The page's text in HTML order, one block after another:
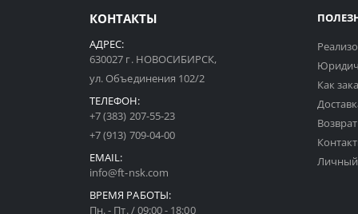
КОНТАКТЫ
АДРЕС:
630027 г. НОВОСИБИРСК,
ул. Объединения 102/2
ТЕЛЕФОН:
+7 (383) 207-55-23
+7 (913) 709-04-00
EMAIL:
info@ft-nsk.com
ВРЕМЯ РАБОТЫ:
Пн. - Пт. / 09:00 - 18:00
Как
Возврат
Личный